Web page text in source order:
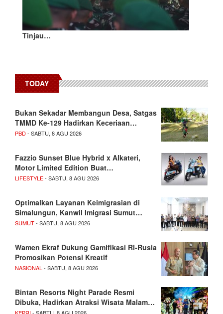
Tinjau…
TODAY
Bukan Sekadar Membangun Desa, Satgas
TMMD Ke-129 Hadirkan Keceriaan…
PBD- SABTU, 8 AGU 2026
Fazzio Sunset Blue Hybrid x Alkateri,
Motor Limited Edition Buat…
LIFESTYLE- SABTU, 8 AGU 2026
Optimalkan Layanan Keimigrasian di
Simalungun, Kanwil Imigrasi Sumut…
SUMUT- SABTU, 8 AGU 2026
Wamen Ekraf Dukung Gamifikasi RI-Rusia
Promosikan Potensi Kreatif
NASIONAL- SABTU, 8 AGU 2026
Bintan Resorts Night Parade Resmi
Dibuka, Hadirkan Atraksi Wisata Malam…